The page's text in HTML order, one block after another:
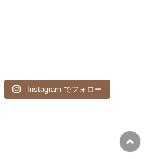
Instagram でフォロー